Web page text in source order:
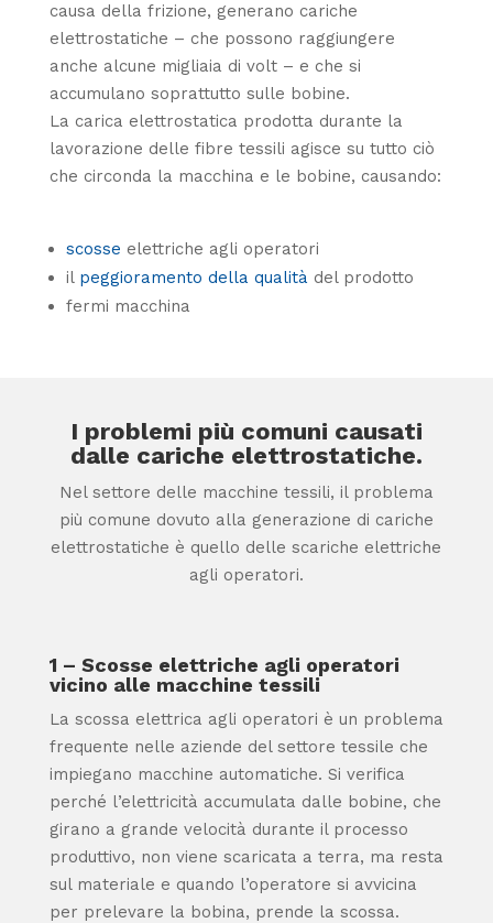
causa della frizione, generano cariche
elettrostatiche – che possono raggiungere
anche alcune migliaia di volt – e che si
accumulano soprattutto sulle bobine.
La carica elettrostatica prodotta durante la
lavorazione delle fibre tessili agisce su tutto ciò
che circonda la macchina e le bobine, causando:
scosse elettriche agli operatori
il peggioramento della qualità del prodotto
fermi macchina
I problemi più comuni causati
dalle cariche elettrostatiche.
Nel settore delle macchine tessili, il problema
più comune dovuto alla generazione di cariche
elettrostatiche è quello delle scariche elettriche
agli operatori.
1 – Scosse elettriche agli operatori
vicino alle macchine tessili
La scossa elettrica agli operatori è un problema
frequente nelle aziende del settore tessile che
impiegano macchine automatiche. Si verifica
perché l’elettricità accumulata dalle bobine, che
girano a grande velocità durante il processo
produttivo, non viene scaricata a terra, ma resta
sul materiale e quando l’operatore si avvicina
per prelevare la bobina, prende la scossa.